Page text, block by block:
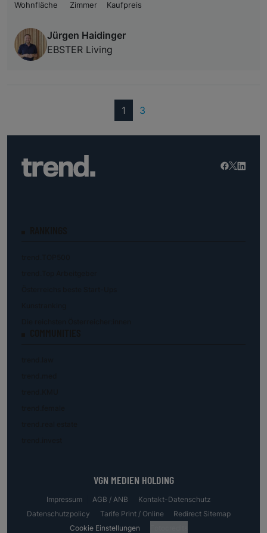
Wohnfläche
Zimmer Kaufpreis
Jürgen Haidinger
EBSTER Living
1 (current)
3
VGN MEDIEN HOLDING
Impressum AGB / ANB
Kontakt-Datenschutz
Datenschutzpolicy
Tarife Print / Online
Redirect Sitemap
Cookie Einstellungen